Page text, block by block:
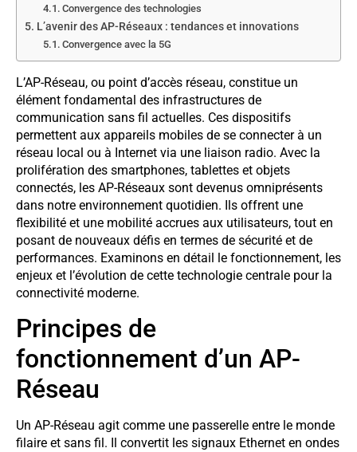
Convergence des technologies
L’avenir des AP-Réseaux : tendances et innovations
Convergence avec la 5G
L’AP-Réseau, ou point d’accès réseau, constitue un
élément fondamental des infrastructures de
communication sans fil actuelles. Ces dispositifs
permettent aux appareils mobiles de se connecter à un
réseau local ou à Internet via une liaison radio. Avec la
prolifération des smartphones, tablettes et objets
connectés, les AP-Réseaux sont devenus omniprésents
dans notre environnement quotidien. Ils offrent une
flexibilité et une mobilité accrues aux utilisateurs, tout en
posant de nouveaux défis en termes de sécurité et de
performances. Examinons en détail le fonctionnement, les
enjeux et l’évolution de cette technologie centrale pour la
connectivité moderne.
Principes de
fonctionnement d’un AP-
Réseau
Un AP-Réseau agit comme une passerelle entre le monde
filaire et sans fil. Il convertit les signaux Ethernet en ondes